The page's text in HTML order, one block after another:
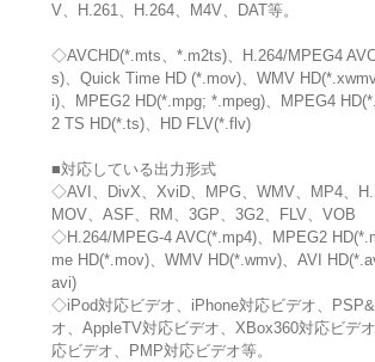
V、H.261、H.264、M4V、DAT等。
◇AVCHD(*.mts、*.m2ts)、H.264/MPEG4
s)、Quick Time HD (*.mov)、WMV
i)、MPEG2 HD(*.mpg; *.mpeg)、MPEG4
2 TS HD(*.ts)、HD FLV(*.flv)
■対応している出力形式
◇AVI、DivX、XviD、MPG、WMV、MP4、
MOV、ASF、RM、3GP、3G2、FLV、VOB
◇H.264/MPEG-4 AVC(*.mp4)、MPEG2
me HD(*.mov)、WMV HD(*.wmv)、AVI
avi)
◇iPod対応ビデオ、iPhone対応ビデオ、
オ、AppleTV対応ビデオ、XBox360対応ビデ
応ビデオ、PMP対応ビデオ等。